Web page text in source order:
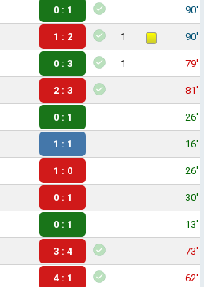
0 : 1 90'
1 : 2 1 90'
0 : 3 1 79'
2 : 3 81'
0 : 1 26'
1 : 1 16'
1 : 0 26'
0 : 1 30'
0 : 1 13'
3 : 4 73'
4 : 1 62'